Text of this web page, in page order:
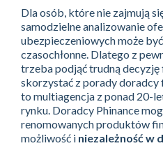
Dla osób, które nie zajmują
samodzielne analizowanie
ubezpieczeniowych może
czasochłonne. Dlatego z
trzeba podjąć trudną decyzję
skorzystać z porady doradcy
to multiagencja z ponad 20-
rynku. Doradcy Phinance
renomowanych produktów
możliwość i niezależność w